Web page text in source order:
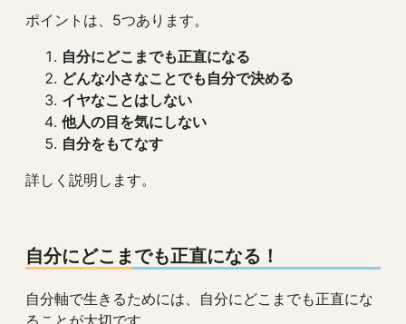
ポイントは、5つあります。
自分にどこまでも正直になる
どんな小さなことでも自分で決める
イヤなことはしない
他人の目を気にしない
自分をもてなす
詳しく説明します。
自分にどこまでも正直になる！
自分軸で生きるためには、自分にどこまでも正直にな